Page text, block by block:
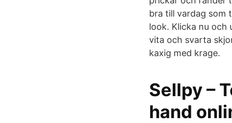
bra till vardag som
look. Klicka nu och
vita och svarta
kaxig med krage.
Sellpy –
hand